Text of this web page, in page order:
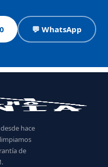
💬 WhatsApp
hace
de